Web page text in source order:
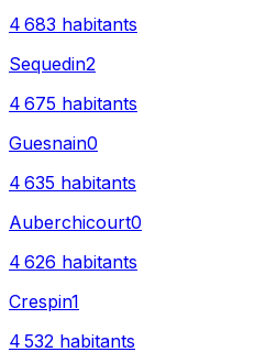
4 683 habitants
Sequedin2
4 675 habitants
Guesnain0
4 635 habitants
Auberchicourt0
4 626 habitants
Crespin1
4 532 habitants